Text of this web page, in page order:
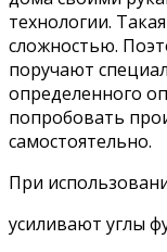
технологии.
сложностью.
поручают
определенного
попробовать
самостоятельно.
При
усиливают углы